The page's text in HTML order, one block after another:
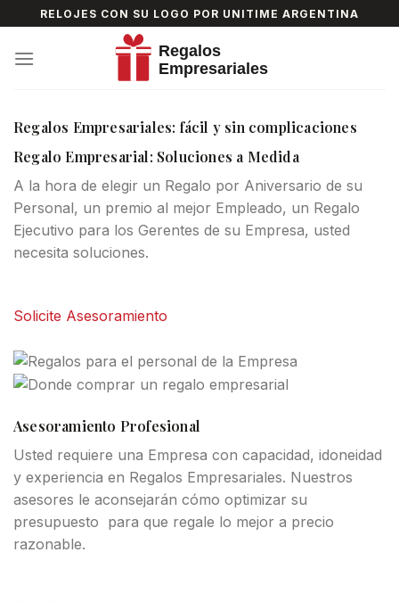
to
content
RELOJES CON SU LOGO POR UNITIME ARGENTINA
Regalos Empresariales: fácil y sin complicaciones
Regalo Empresarial: Soluciones a Medida
A la hora de elegir un Regalo por Aniversario de su
Personal, un premio al mejor Empleado, un Regalo
Ejecutivo para los Gerentes de su Empresa, usted
necesita soluciones.
Solicite Asesoramiento
Asesoramiento Profesional
Usted requiere una Empresa con capacidad, idoneidad
y experiencia en Regalos Empresariales. Nuestros
asesores le aconsejarán cómo optimizar su
presupuesto para que regale lo mejor a precio
razonable.